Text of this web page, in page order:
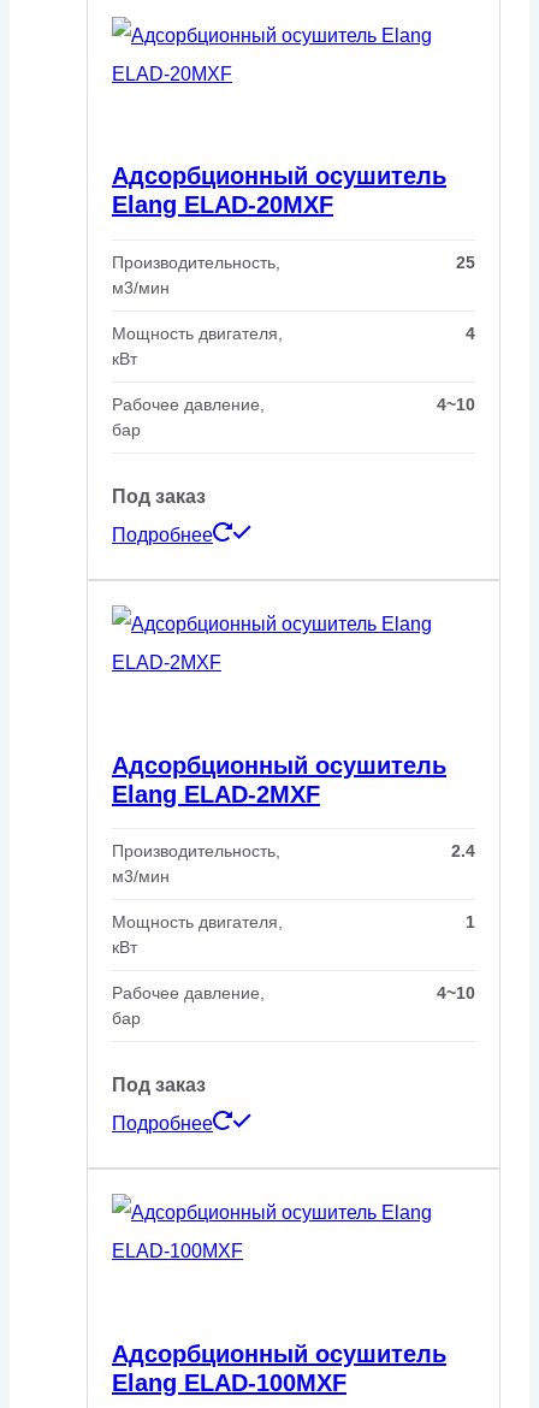
Адсорбционный осушитель
Elang ELAD-20MXF
Производительность,
м3/мин
25
Мощность двигателя,
кВт
4
Рабочее давление,
бар
4~10
Под заказ
Подробнее
Адсорбционный осушитель
Elang ELAD-2MXF
Производительность,
м3/мин
2.4
Мощность двигателя,
кВт
1
Рабочее давление,
бар
4~10
Под заказ
Подробнее
Адсорбционный осушитель
Elang ELAD-100MXF